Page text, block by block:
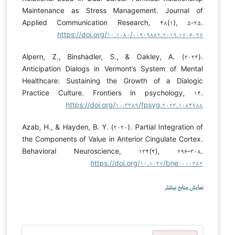
Maintenance as Stress Management. Journal of
Applied Communication Research, ۴۸(۱), ۵-۲۵.
https://doi.org/۱۰.۱۰۸۰/۰۰۹۰۹۸۸۲.۲۰۱۹.۱۷۰۶۰۹۷
Alpern, Z., Binshadler, S., & Oakley, A. (۲۰۲۳).
Anticipation Dialogs in Vermont’s System of Mental
Healthcare: Sustaining the Growth of a Dialogic
Practice Culture. Frontiers in psychology, ۱۴.
https://doi.org/۱۰.۳۳۸۹/fpsyg.۲۰۲۳.۱۰۸۴۷۸۸
Azab, H., & Hayden, B. Y. (۲۰۲۰). Partial Integration of
the Components of Value in Anterior Cingulate Cortex.
Behavioral Neuroscience, ۱۳۴(۴), ۲۹۶-۳۰۸.
https://doi.org/۱۰.۱۰۳۷/bne۰۰۰۰۳۸۲
نمایش منابع بیشتر